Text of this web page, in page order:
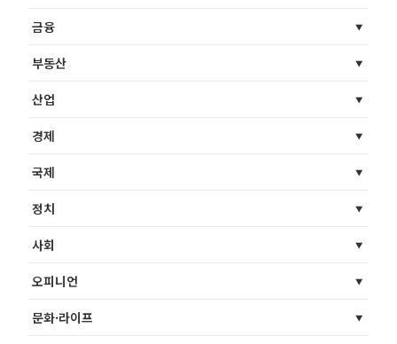
금융
부동산
산업
경제
국제
정치
사회
오피니언
문화·라이프